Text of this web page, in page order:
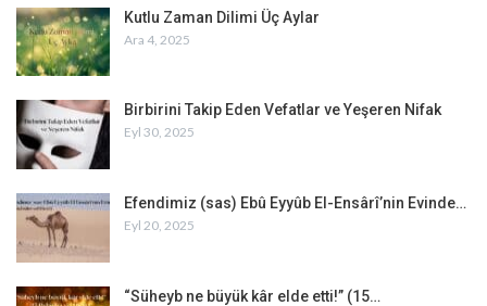
Kutlu Zaman Dilimi Üç Aylar
Ara 4, 2025
Birbirini Takip Eden Vefatlar ve Yeşeren Nifak
Eyl 30, 2025
Efendimiz (sas) Ebû Eyyûb El-Ensârî’nin Evinde…
Eyl 20, 2025
“Süheyb ne büyük kâr elde etti!” (15…